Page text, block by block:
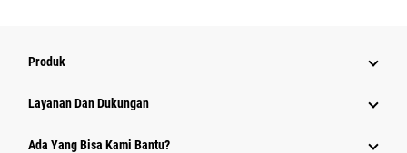
Produk
Layanan Dan Dukungan
Ada Yang Bisa Kami Bantu?